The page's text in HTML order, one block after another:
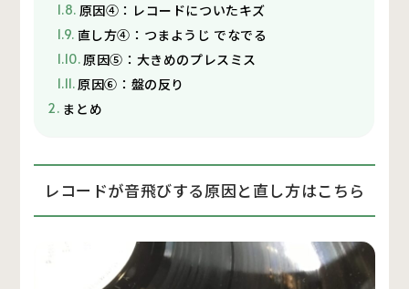
原因④：レコードについたキズ
直し方④：つまようじ でなでる
原因⑤：大きめのプレスミス
原因⑥：盤の反り
まとめ
レコードが音飛びする原因と直し方はこちら